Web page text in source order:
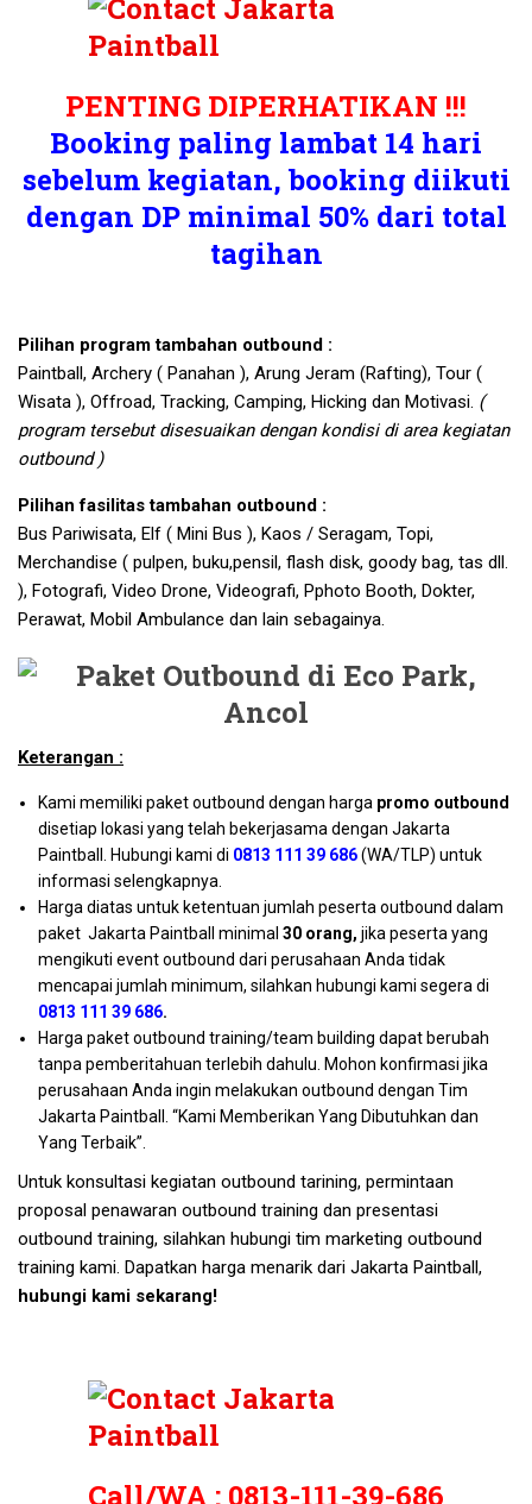
PENTING DIPERHATIKAN !!!
Booking paling lambat 14 hari
sebelum kegiatan, booking diikuti
dengan DP minimal 50% dari total
tagihan
Pilihan program tambahan outbound :
Paintball, Archery ( Panahan ), Arung Jeram (Rafting), Tour (
Wisata ), Offroad, Tracking, Camping, Hicking dan Motivasi. (
program tersebut disesuaikan dengan kondisi di area kegiatan
outbound )
Pilihan fasilitas tambahan outbound :
Bus Pariwisata, Elf ( Mini Bus ), Kaos / Seragam, Topi,
Merchandise ( pulpen, buku,pensil, flash disk, goody bag, tas dll.
), Fotografi, Video Drone, Videografi, Pphoto Booth, Dokter,
Perawat, Mobil Ambulance dan lain sebagainya.
Keterangan :
Kami memiliki paket outbound dengan harga promo outbound
disetiap lokasi yang telah bekerjasama dengan Jakarta
Paintball. Hubungi kami di 0813 111 39 686(WA/TLP) untuk
informasi selengkapnya.
Harga diatas untuk ketentuan jumlah peserta outbound dalam
paket Jakarta Paintball minimal 30 orang, jika peserta yang
mengikuti event outbound dari perusahaan Anda tidak
mencapai jumlah minimum, silahkan hubungi kami segera di
0813 111 39 686.
Harga paket outbound training/team building dapat berubah
tanpa pemberitahuan terlebih dahulu. Mohon konfirmasi jika
perusahaan Anda ingin melakukan outbound dengan Tim
Jakarta Paintball. “Kami Memberikan Yang Dibutuhkan dan
Yang Terbaik”.
Untuk konsultasi kegiatan outbound tarining, permintaan
proposal penawaran outbound training dan presentasi
outbound training, silahkan hubungi tim marketing outbound
training kami. Dapatkan harga menarik dari Jakarta Paintball,
hubungi kami sekarang!
Call/WA : 0813-111-39-686